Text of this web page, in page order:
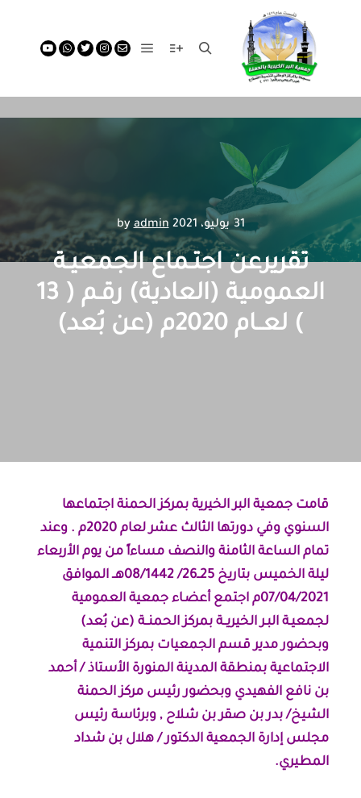
31 يوليو، 2021 by
admin
تقريرعن اجتـماع الجمعيـة
العمومية (العادية) رقـم ( 13
) لعــام 2020م (عن بُعد)
قامت جمعية البر الخيرية بمركز الحمنة اجتماعها
السنوي وفي دورتها الثالث عشر لعام 2020م
. وعند
تمام الساعة الثامنة والنصف مساءاً من يوم الأربعاء
ليلة الخميس بتاريخ 25ــ26/ 08/1442هــ الموافق
07/04/2021م اجتمع أعضـاء جمعية العمومية
لجمعيـة البـر الخيريــة بمركز الحمنــة (عن بُعد)
وبحضور مدير قسم الجمعيات بمركز التنمية
الاجتماعية بمنطقة المدينة المنورة الأستاذ / أحمد
بن نافع الفهيدي وبحضور رئيس مركز الحمنة
الشيخ/ بدر بن صقر بن شلاح , وبرئاسة رئيس
مجلس إدارة الجمعية الدكتور / هلال بن شداد
المطيري.